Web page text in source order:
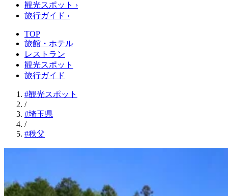
観光スポット ›
旅行ガイド ›
TOP
旅館・ホテル
レストラン
観光スポット
旅行ガイド
#観光スポット
/
#埼玉県
/
#秩父